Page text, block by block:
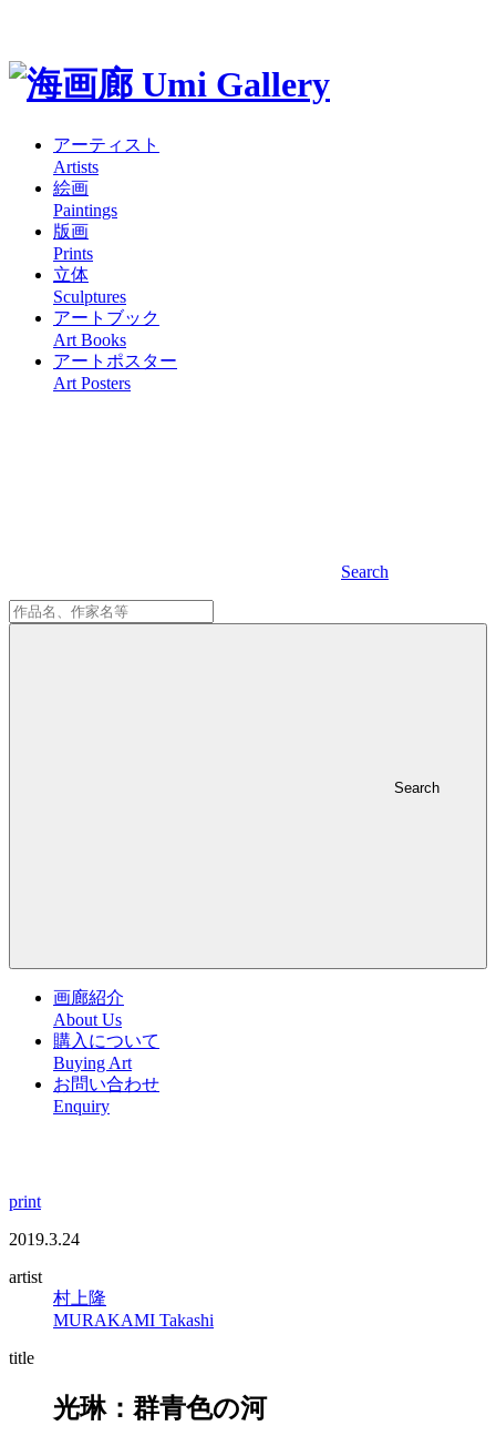
アーティスト
Artists
絵画
Paintings
版画
Prints
立体
Sculptures
アートブック
Art Books
アートポスター
Art Posters
Search
Search
画廊紹介
About Us
購入について
Buying Art
お問い合わせ
Enquiry
print
2019.3.24
artist
村上隆
MURAKAMI Takashi
title
光琳：群青色の河